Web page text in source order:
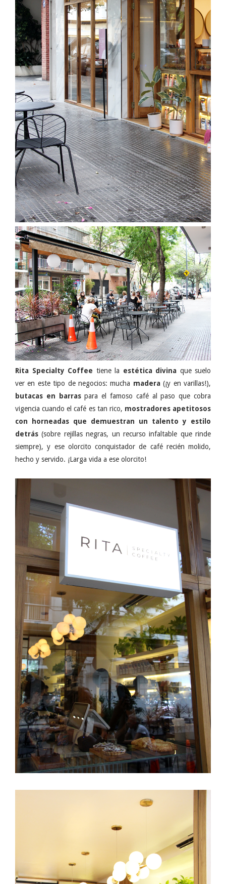
Rita Specialty Coffee tiene la estética divina que suelo
ver en este tipo de negocios: mucha madera(¡y en varillas!),
butacas en barraspara el famoso café al paso que cobra
vigencia cuando el café es tan rico, mostradores apetitosos
con horneadas que demuestran un talento y estilo
detrás (sobre rejillas negras, un recurso infaltable que rinde
siempre), y ese olorcito conquistador de café recién molido,
hecho y servido. ¡Larga vida a ese olorcito!